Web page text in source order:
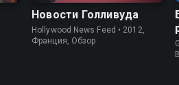
Новости Голливуда
Hollywood News Feed • 2012,
Франция, Обзор